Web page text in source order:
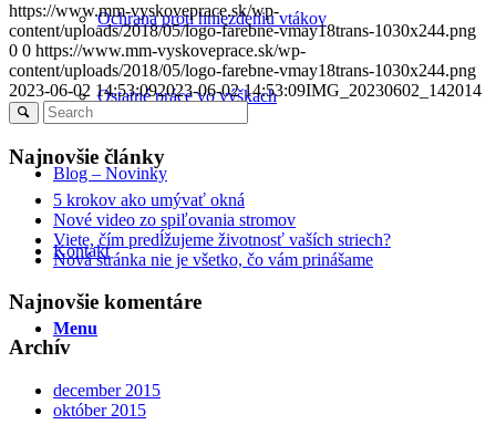
Ochrana proti hniezdeniu vtákov
Ostatné práce vo výškach
Blog – Novinky
Kontakt
Menu
https://www.mm-vyskoveprace.sk/wp-
content/uploads/2018/05/logo-farebne-vmay18trans-1030x244.png
0 0 https://www.mm-vyskoveprace.sk/wp-
content/uploads/2018/05/logo-farebne-vmay18trans-1030x244.png
2023-06-02 14:53:092023-06-02 14:53:09IMG_20230602_142014
Najnovšie články
5 krokov ako umývať okná
Nové video zo spiľovania stromov
Viete, čím predĺžujeme životnosť vaších striech?
Nová stránka nie je všetko, čo vám prinášame
Najnovšie komentáre
Archív
december 2015
október 2015